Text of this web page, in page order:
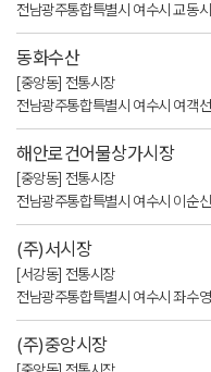
전남광주통합특별시 여수시 교동
동화수산
[중앙동] 전통시장
전남광주통합특별시 여수시 여객
해안로건어물상가시장
[중앙동] 전통시장
전남광주통합특별시 여수시 이순
(주)서시장
[서강동] 전통시장
전남광주통합특별시 여수시 좌수
(주)중앙시장